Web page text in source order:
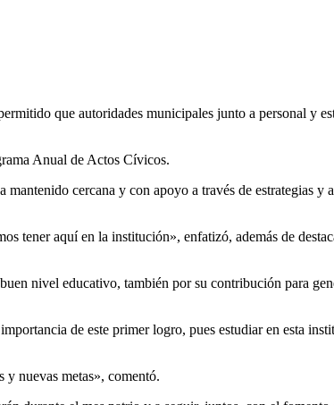
que autoridades municipales junto a personal y
Anual de Actos Cívicos.
cercana y con apoyo a través de estrategias y
tener aquí en la institución», enfatizó, además de
nivel educativo, también por su contribución para
de este primer logro, pues estudiar en esta
y nuevas metas», comentó.